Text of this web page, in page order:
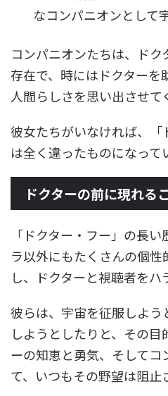
なコンパニオンとして
コンパニオンたちは、ド
存在で、時にはドクターを
人間らしさを思い出させて
彼女たちがいなければ、
は全く違ったものになって
ドクターの前に現れる
「ドクター・フー」の長
ラ以外にもたくさんの個
し、ドクターと視聴者をハ
彼らは、宇宙を征服しよ
しようとしたりと、その
ーの知恵と勇気、そしてコ
て、いつもその野望は阻止